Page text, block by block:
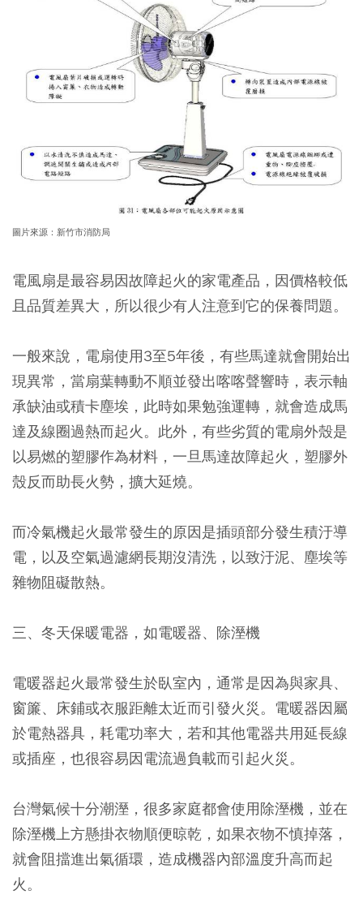
圖片來源：新竹市消防局
電風扇是最容易因故障起火的家電產品，因價格較低
且品質差異大，所以很少有人注意到它的保養問題。
一般來說，電扇使用3至5年後，有些馬達就會開始出
現異常，當扇葉轉動不順並發出喀喀聲響時，表示軸
承缺油或積卡塵埃，此時如果勉強運轉，就會造成馬
達及線圈過熱而起火。此外，有些劣質的電扇外殼是
以易燃的塑膠作為材料，一旦馬達故障起火，塑膠外
殼反而助長火勢，擴大延燒。
而冷氣機起火最常發生的原因是插頭部分發生積汙導
電，以及空氣過濾網長期沒清洗，以致汙泥、塵埃等
雜物阻礙散熱。
三、冬天保暖電器，如電暖器、除溼機
電暖器起火最常發生於臥室內，通常是因為與家具、
窗簾、床鋪或衣服距離太近而引發火災。電暖器因屬
於電熱器具，耗電功率大，若和其他電器共用延長線
或插座，也很容易因電流過負載而引起火災。
台灣氣候十分潮溼，很多家庭都會使用除溼機，並在
除溼機上方懸掛衣物順便晾乾，如果衣物不慎掉落，
就會阻擋進出氣循環，造成機器內部溫度升高而起
火。